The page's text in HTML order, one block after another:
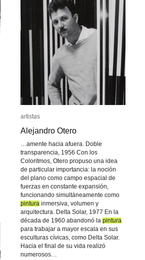
artistas
Alejandro Otero
…amente hacia afuera. Doble
transparencia, 1956 Con los
Coloritmos, Otero propuso una idea
de particular importancia: la noción
del plano como campo espacial de
fuerzas en constante expansión,
funcionando simultáneamente como
pintura inmersiva, volumen y
arquitectura. Delta Solar, 1977 En la
década de 1960 abandonó la pintura
para trabajar a mayor escala en sus
esculturas cívicas, como Delta Solar.
Hacia el final de su vida realizó
numerosos…
artistas
Alejandro Otero
pintura
pintura